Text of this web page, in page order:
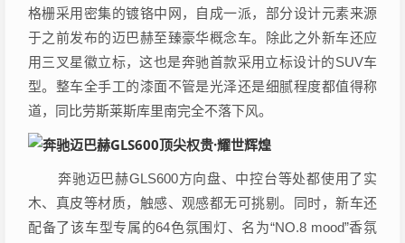
格栅采用密集的镀铬中网，自成一派，部分设计元素来源
于之前发布的迈巴赫至臻豪华概念车。除此之外新车还应
用三叉星徽立标，这也是奔驰首款采用立标设计的SUV车
型。整车全手工的漆面不管是光泽还是细腻程度都值得称
道，同比劳斯莱斯库里南完全不落下风。
奔驰迈巴赫GLS600方向盘、中控台等处都使用了实
木、真皮等材质，触感、观感都无可挑剔。同时，新车还
配备了该车型专属的64色氛围灯、名为“NO.8 mood”香氛